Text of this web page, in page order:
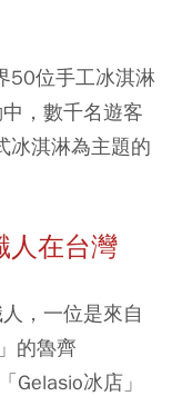
50位手工冰淇淋
，數千名遊客
冰淇淋為主題的
人在台灣
，一位是來自
的魯齊
Gelasio冰店」